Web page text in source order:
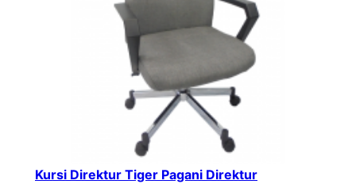
Kursi Direktur Tiger Pagani Direktur